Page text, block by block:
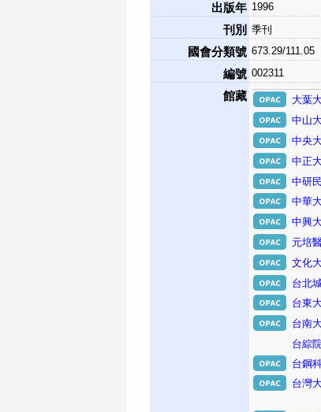
出版年 1996
刊別 季刊
國會分類號 673.29/111.05
編號 002311
館藏 大葉
中山
中央
中正
中研
中華
中興
元培
文化
台北
台東
台南
台綜
台鋼
台灣